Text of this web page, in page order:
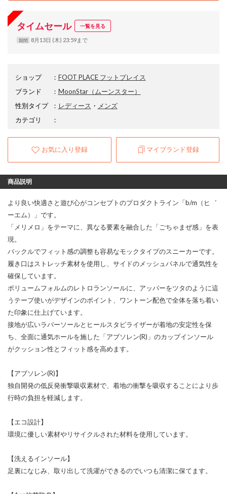
タイムセール 一覧を見る
期間 8月13日 (木) 23:59まで
ショップ ： FOOT PLACE フットプレイス
ブランド
： MoonStar（ムーンスター）
性別タイプ
： レディース ・ メンズ
カテゴリ
：
お気に入り登録 マイブランド登録
商品説明
より良い快適さと遊び心がコンセプトのプロダクトライン「b/m（ヒ゛
ーエム）」です。
「メリメロ」をテーマに、異なる要素を融合した「ごちゃまぜ感」を表
現。
バックルでフィット感の調整も容易なモックタイプのスニーカーです。
履き口はストレッチ素材を使用し、サイドのメッシュパネルで通気性を
確保しています。
ボリュームフォルムのレトロランソールに、アッパーをツタのように這
うテープ使いがデザインのポイント、ワントーン配色で全体を落ち着い
た印象に仕上げています。
接地が広いラバーソールとヒールスタビライザーが着地の安定性を保
ち、全面に通気ホールを施した「アブソレン(R)」のカップインソール
がクッション性とフィット感を高めます。
【アブソレン(R)】
独自開発の低反発衝撃吸収素材で、着地の衝撃を吸収することにより歩
行時の負担を軽減します。
【エコ設計】
環境に優しい素材やリサイクルされた材料を使用しています。
【洗えるインソール】
足裏になじみ、取り出して洗濯ができるのでいつも清潔に保てます。